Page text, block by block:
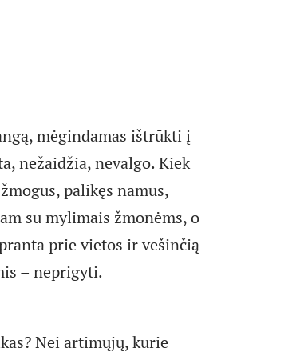
mėgindamas ištrūkti į
nežaidžia, nevalgo. Kiek
palikęs namus,
su mylimais žmonėms, o
prie vietos ir vešinčią
– neprigyti.
Nei artimųjų, kurie